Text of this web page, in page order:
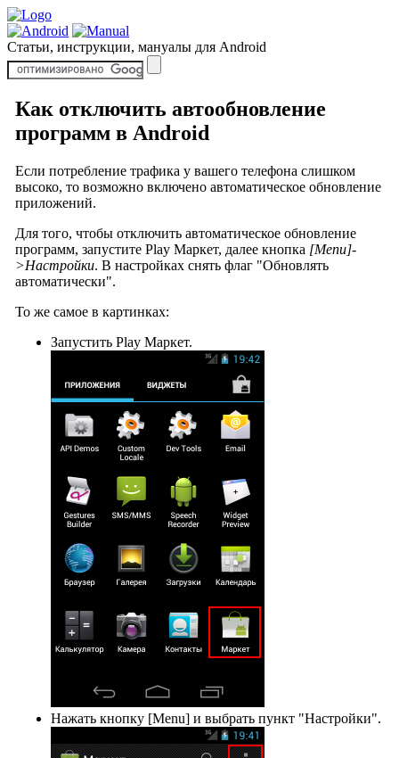
Статьи, инструкции, мануалы для Android
Как отключить автообновление
программ в Android
Если потребление трафика у вашего телефона слишком
высоко, то возможно включено автоматическое обновление
приложений.
Для того, чтобы отключить автоматическое обновление
программ, запустите Play Маркет, далее кнопка [Menu]-
>Настройки. В настройках снять флаг "Обновлять
автоматически".
То же самое в картинках:
Запустить Play Маркет.
Нажать кнопку [Menu] и выбрать пункт "Настройки".